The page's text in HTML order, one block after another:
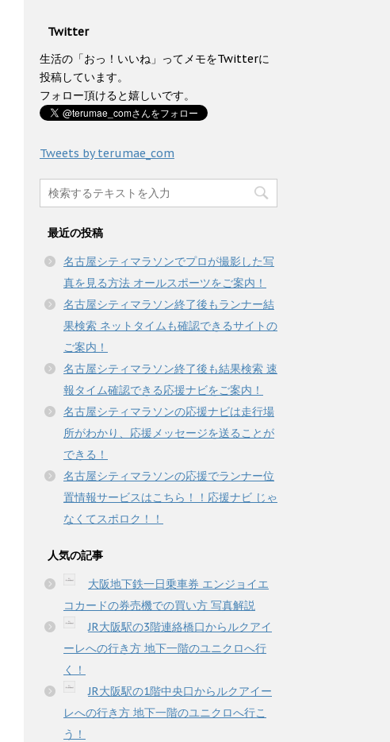
) ィ
ウ
で
開
き
)
t
e
共
有
(
い
ウ
ン
ド
ウ
で
)
有
す
に
は
ク
リ
し
て
だ
(
ィ
ド
で
き
ま
Twitter
生活の「おっ！いいね」ってメモをTwitterに
投稿しています。
フォロー頂けると嬉しいです。
Tweets by terumae_com
最近の投稿
名古屋シティマラソンでプロが撮影した写
真を見る方法 オールスポーツをご案内！
名古屋シティマラソン終了後もランナー結
果検索 ネットタイムも確認できるサイトの
ご案内！
名古屋シティマラソン終了後も結果検索 速
報タイム確認できる応援ナビをご案内！
名古屋シティマラソンの応援ナビは走行場
所がわかり、応援メッセージを送ることが
できる！
名古屋シティマラソンの応援でランナー位
置情報サービスはこちら！！応援ナビ じゃ
なくてスポロク！！
人気の記事
大阪地下鉄一日乗車券 エンジョイエ
コカードの券売機での買い方 写真解説
JR大阪駅の3階連絡橋口からルクアイ
ーレへの行き方 地下一階のユニクロへ行
く！
JR大阪駅の1階中央口からルクアイー
レへの行き方 地下一階のユニクロへ行こ
う！